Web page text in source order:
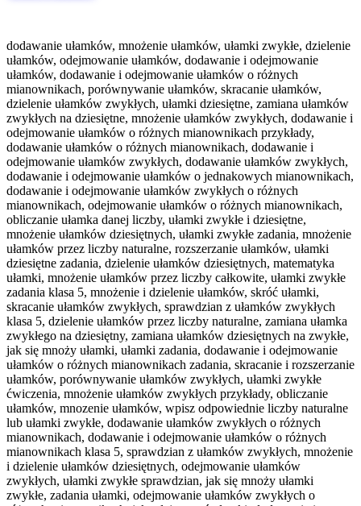
dodawanie ułamków, mnożenie ułamków, ułamki zwykłe, dzielenie
ułamków, odejmowanie ułamków, dodawanie i odejmowanie
ułamków, dodawanie i odejmowanie ułamków o różnych
mianownikach, porównywanie ułamków, skracanie ułamków,
dzielenie ułamków zwykłych, ułamki dziesiętne, zamiana ułamków
zwykłych na dziesiętne, mnożenie ułamków zwykłych, dodawanie i
odejmowanie ułamków o różnych mianownikach przykłady,
dodawanie ułamków o różnych mianownikach, dodawanie i
odejmowanie ułamków zwykłych, dodawanie ułamków zwykłych,
dodawanie i odejmowanie ułamków o jednakowych mianownikach,
dodawanie i odejmowanie ułamków zwykłych o różnych
mianownikach, odejmowanie ułamków o różnych mianownikach,
obliczanie ułamka danej liczby, ułamki zwykłe i dziesiętne,
mnożenie ułamków dziesiętnych, ułamki zwykłe zadania, mnożenie
ułamków przez liczby naturalne, rozszerzanie ułamków, ułamki
dziesiętne zadania, dzielenie ułamków dziesiętnych, matematyka
ułamki, mnożenie ułamków przez liczby całkowite, ułamki zwykłe
zadania klasa 5, mnożenie i dzielenie ułamków, skróć ułamki,
skracanie ułamków zwykłych, sprawdzian z ułamków zwykłych
klasa 5, dzielenie ułamków przez liczby naturalne, zamiana ułamka
zwykłego na dziesiętny, zamiana ułamków dziesiętnych na zwykłe,
jak się mnoży ułamki, ułamki zadania, dodawanie i odejmowanie
ułamków o różnych mianownikach zadania, skracanie i rozszerzanie
ułamków, porównywanie ułamków zwykłych, ułamki zwykłe
ćwiczenia, mnożenie ułamków zwykłych przykłady, obliczanie
ułamków, mnozenie ułamków, wpisz odpowiednie liczby naturalne
lub ułamki zwykłe, dodawanie ułamków zwykłych o różnych
mianownikach, dodawanie i odejmowanie ułamków o różnych
mianownikach klasa 5, sprawdzian z ułamków zwykłych, mnożenie
i dzielenie ułamków dziesiętnych, odejmowanie ułamków
zwykłych, ułamki zwykłe sprawdzian, jak się mnoży ułamki
zwykłe, zadania ułamki, odejmowanie ułamków zwykłych o